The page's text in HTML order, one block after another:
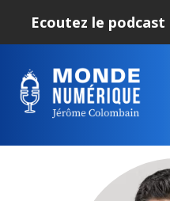
Ecoutez le podcast